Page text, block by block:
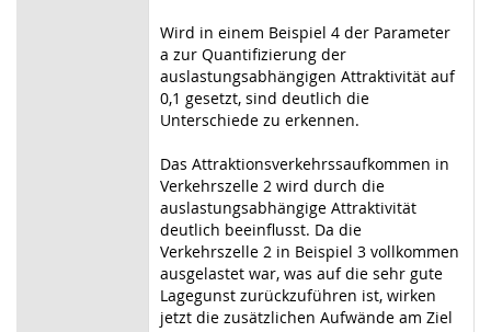
Wird in einem Beispiel 4 der Parameter
a zur Quantifizierung der
auslastungsabhängigen Attraktivität auf
0,1 gesetzt, sind deutlich die
Unterschiede zu erkennen.
Das Attraktionsverkehrssaufkommen in
Verkehrszelle 2 wird durch die
auslastungsabhängige Attraktivität
deutlich beeinflusst. Da die
Verkehrszelle 2 in Beispiel 3 vollkommen
ausgelastet war, was auf die sehr gute
Lagegunst zurückzuführen ist, wirken
jetzt die zusätzlichen Aufwände am Ziel